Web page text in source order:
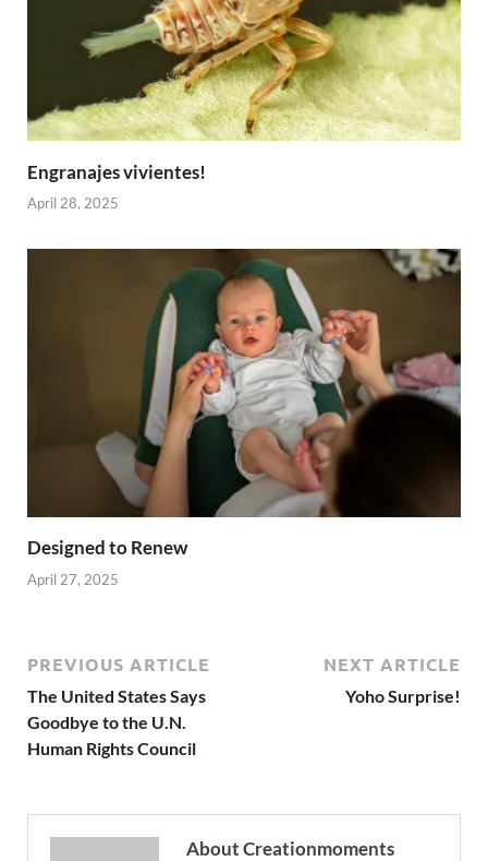
Engranajes vivientes!
April 28, 2025
Designed to Renew
April 27, 2025
PREVIOUS ARTICLE
The United States Says
Goodbye to the U.N.
Human Rights Council
NEXT ARTICLE
Yoho Surprise!
About Creationmoments